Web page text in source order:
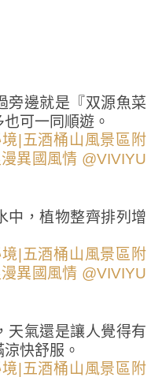
旁邊就是『双源魚菜
可一同順遊。
中，植物整齊排列增
天氣還是讓人覺得有
快舒服。